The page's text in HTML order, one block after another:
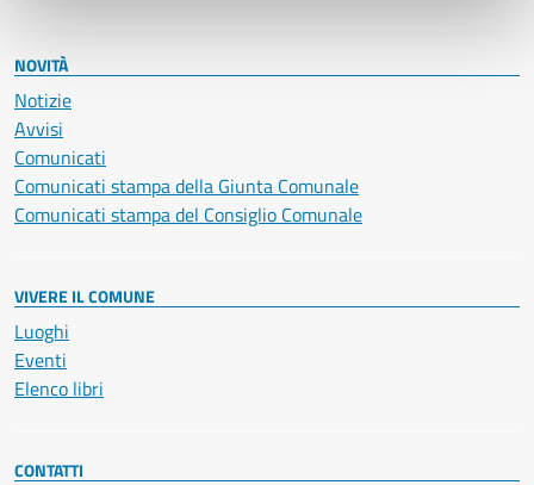
NOVITÀ
Notizie
Avvisi
Comunicati
Comunicati stampa della Giunta Comunale
Comunicati stampa del Consiglio Comunale
VIVERE IL COMUNE
Luoghi
Eventi
Elenco libri
CONTATTI